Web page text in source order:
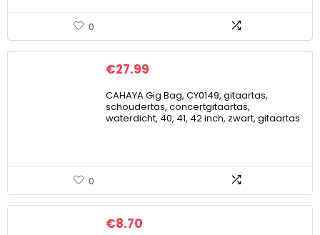
0
€27.99
CAHAYA Gig Bag, CY0149, gitaartas,
schoudertas, concertgitaartas,
waterdicht, 40, 41, 42 inch, zwart, gitaartas
0
€8.70